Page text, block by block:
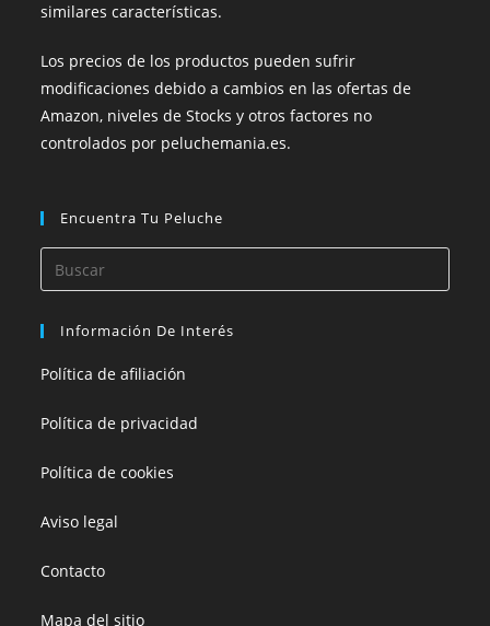
similares características.
Los precios de los productos pueden sufrir
modificaciones debido a cambios en las ofertas de
Amazon, niveles de Stocks y otros factores no
controlados por peluchemania.es.
Encuentra Tu Peluche
Información De Interés
Política de afiliación
Política de privacidad
Política de cookies
Aviso legal
Contacto
Mapa del sitio